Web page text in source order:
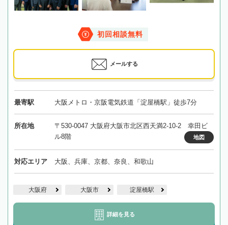
初回相談無料
メールする
最寄駅 大阪メトロ・京阪電気鉄道「淀屋橋駅」徒歩7分
所在地
〒530-0047 大阪府大阪市北区西天満2-10-2 幸田ビ
ル8階
地図
対応エリア 大阪、兵庫、京都、奈良、和歌山
大阪府 大阪市 淀屋橋駅
詳細を見る